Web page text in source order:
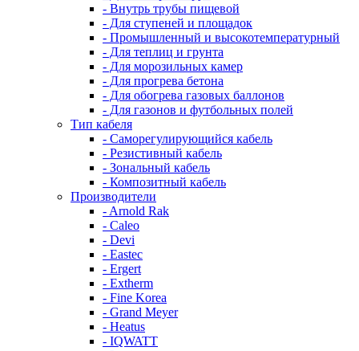
- Внутрь трубы пищевой
- Для ступеней и площадок
- Промышленный и высокотемпературный
- Для теплиц и грунта
- Для морозильных камер
- Для прогрева бетона
- Для обогрева газовых баллонов
- Для газонов и футбольных полей
Тип кабеля
- Саморегулирующийся кабель
- Резистивный кабель
- Зональный кабель
- Композитный кабель
Производители
- Arnold Rak
- Caleo
- Devi
- Eastec
- Ergert
- Extherm
- Fine Korea
- Grand Meyer
- Heatus
- IQWATT